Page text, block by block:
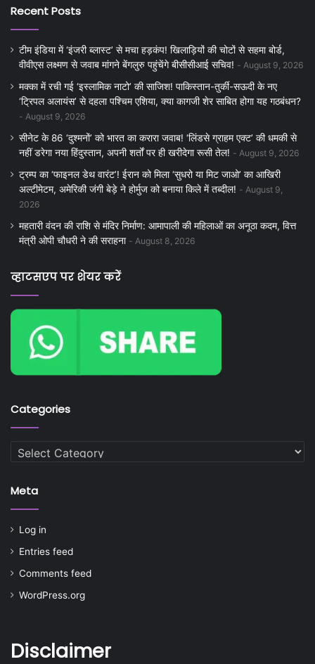
Recent Posts
टीम इंडिया में ‘इंजरी ब्लास्ट’ से मचा हड़कंप! खिलाड़ियों की चोटों से सहमा बोर्ड,
वीवीएस लक्ष्मण से जवाब मांगने बेंगलुरु पहुंचेंगे बीसीसीआई सचिव!
August 9, 2026
मक्का में रची गई ‘इस्लामिक नाटो’ की साजिश! पाकिस्तान-तुर्की-सऊदी के नए
‘ट्रिपल अलायंस’ से दहला पश्चिम एशिया, क्या कागजी शेर साबित होगा यह गठबंधन?
August 9, 2026
सीनेट के 86 ‘दुश्मनों’ को भारत का करारा जवाब! ‘लिंडसे ग्राहम एक्ट’ की धमकी से
नहीं डरेगा नया हिंदुस्तान, अपनी शर्तों पर ही खरीदेगा रूसी तेल!
August 9, 2026
ट्रम्प का ‘फाइनल डेथ वारंट’! ईरान को मिला ‘सुधरो या मिट जाओ’ का आखिरी
अल्टीमेटम, अमेरिकी जंगी बेड़े ने होर्मुज को बनाया किले में तब्दील!
August 9,
2026
महतारी वंदन की राशि से मंदिर निर्माण: आमापाली की महिलाओं का अनूठा कदम, वित्त
मंत्री ओपी चौधरी ने की सराहना
August 8, 2026
व्हाटसएप पर शेयर करें
Categories
Categories
Meta
Log in
Entries feed
Comments feed
WordPress.org
Disclaimer